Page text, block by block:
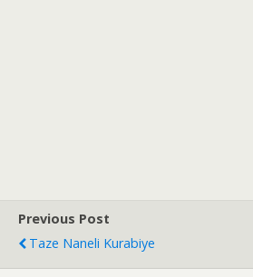
Previous Post
Taze Naneli Kurabiye